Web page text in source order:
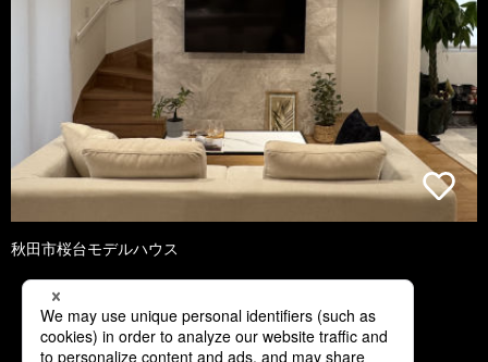
秋田市桜台モデルハウス
1 2 3 4 5